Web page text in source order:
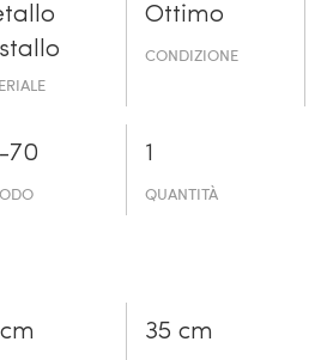
Ottimo
CONDIZIONE
70 1
QUANTITÀ
35 cm